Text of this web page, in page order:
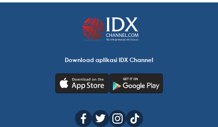
Download aplikasi IDX Channel